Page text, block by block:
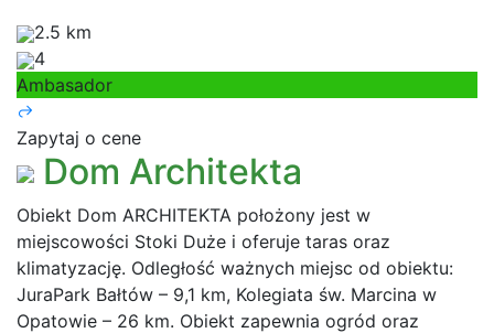
2.5 km
4
Ambasador
Zapytaj o cene
Dom Architekta
Obiekt Dom ARCHITEKTA położony jest w
miejscowości Stoki Duże i oferuje taras oraz
klimatyzację. Odległość ważnych miejsc od obiektu:
JuraPark Bałtów – 9,1 km, Kolegiata św. Marcina w
Opatowie – 26 km. Obiekt zapewnia ogród oraz